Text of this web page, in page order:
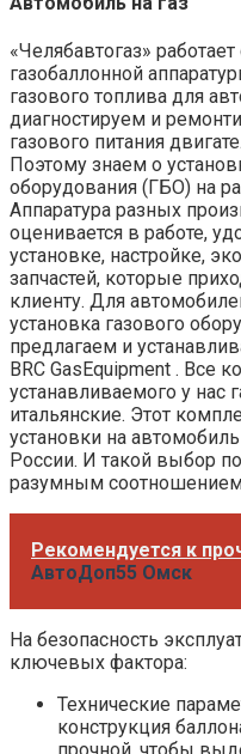
«Челябавтогаз»
газобаллонной
газового топлива для
диагностируем и
газового питания
Поэтому знаем о
оборудования (ГБО) на
Аппаратура разных
оценивается в работе,
установке, настройке,
запчастей, которые
клиенту. Для
установка газового
предлагаем и
BRC GasEquipment . Все
устанавливаемого у нас
итальянские. Этот
установки на
России. И такой выбор
разумным соотношением
Рекомендуется к
АвтоДоп55 Омск
На безопасность
ключевых фактора:
Технические
конструкция